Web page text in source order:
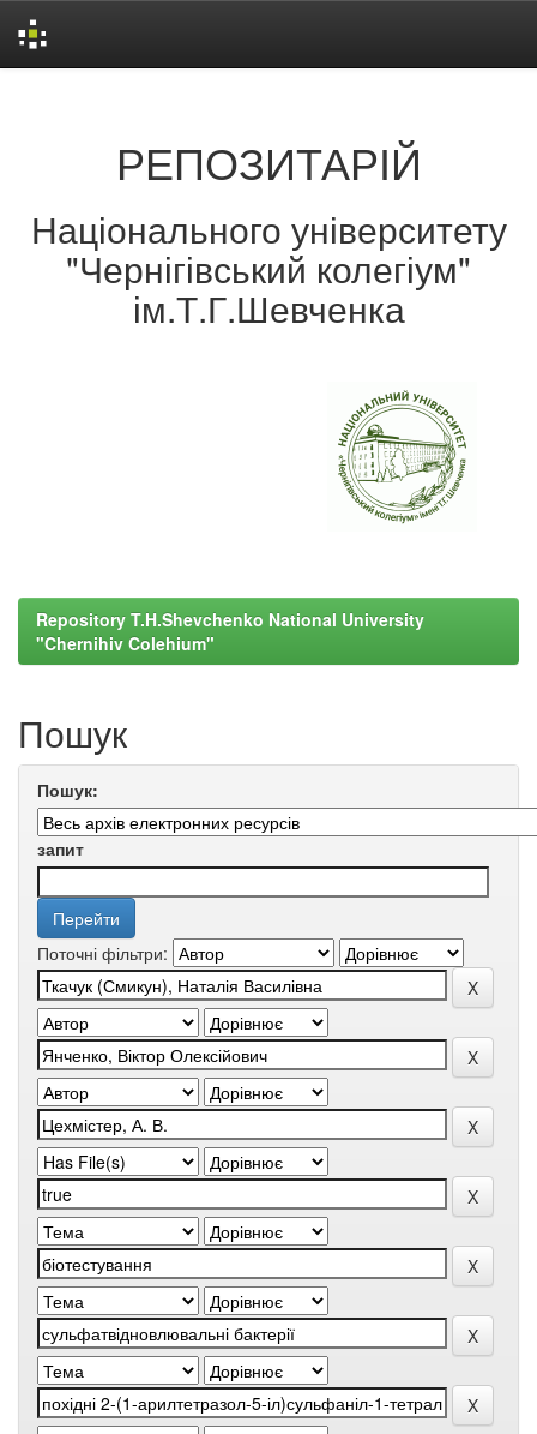
РЕПОЗИТАРІЙ
Національного університету
"Чернігівський колегіум"
ім.Т.Г.Шевченка
Repository T.H.Shevchenko National University
"Chernihiv Colehium"
Пошук
Пошук:
запит
Поточні фільтри: